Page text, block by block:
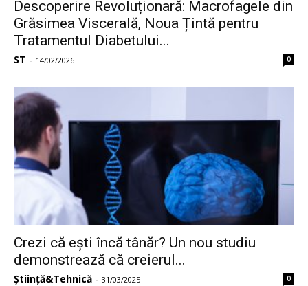
Descoperire Revoluționară: Macrofagele din
Grăsimea Viscerală, Noua Țintă pentru
Tratamentul Diabetului...
ST - 14/02/2026 0
Crezi că ești încă tânăr? Un nou studiu
demonstrează că creierul...
Știință&Tehnică - 31/03/2025 0